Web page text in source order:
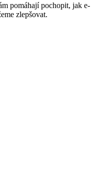
pomáhají pochopit, jak e-
zlepšovat.